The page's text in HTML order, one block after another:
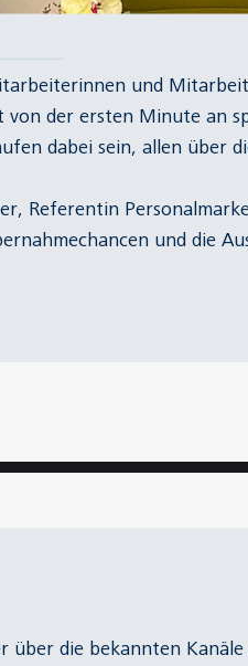
und
der ersten Minute an
dabei sein, allen über
Referentin
und die
über die bekannten Kanäle